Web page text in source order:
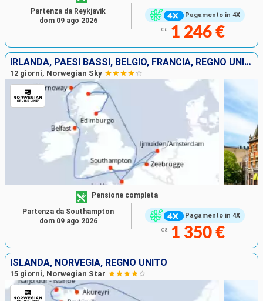
Pagamento in 4X
da 1 246 €
Partenza da Reykjavik
dom 09 ago 2026
IRLANDA, PAESI BASSI, BELGIO, FRANCIA, REGNO UNITO
12 giorni, Norwegian Sky
Pagamento in 4X
Pensione completa
da 1 350 €
Partenza da Southampton
dom 09 ago 2026
ISLANDA, NORVEGIA, REGNO UNITO
15 giorni, Norwegian Star